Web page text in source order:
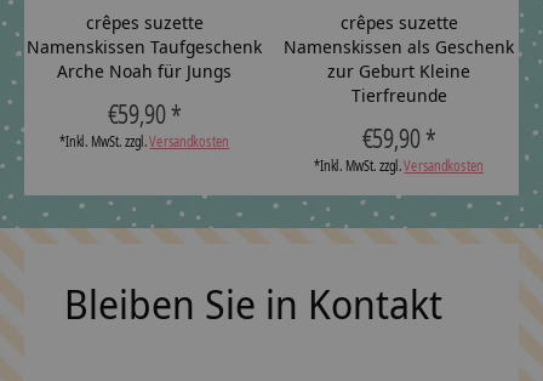
crêpes suzette
Namenskissen Taufgeschenk
Arche Noah für Jungs
The rating of this product is
€59,90 *
*Inkl. MwSt. zzgl.Versandkosten
crêpes suzette
Namenskissen als Geschenk
zur Geburt Kleine
Tierfreunde
The rating of this product is
€59,90 *
*Inkl. MwSt. zzgl.Versandkosten
Bleiben Sie in Kontakt